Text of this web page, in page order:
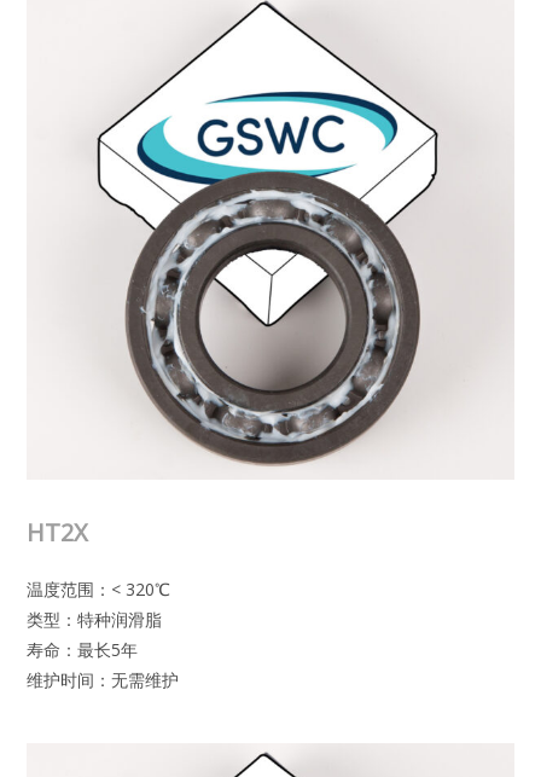
HT2X
温度范围：< 320℃
类型：特种润滑脂
寿命：最长5年
维护时间：无需维护